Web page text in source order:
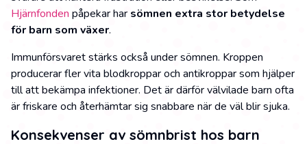
Hjärnfonden påpekar har sömnen extra stor betydelse
för barn som växer.
Immunförsvaret stärks också under sömnen. Kroppen
producerar fler vita blodkroppar och antikroppar som hjälper
till att bekämpa infektioner. Det är därför välvilade barn ofta
är friskare och återhämtar sig snabbare när de väl blir sjuka.
Konsekvenser av sömnbrist hos barn